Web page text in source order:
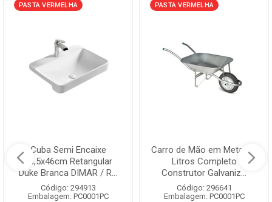
PASTA VERMELHA
Cuba Semi Encaixe
58,5x46cm Retangular
Duke Branca DIMAR / R...
Código: 294913
Embalagem: PC0001PC
PASTA VERMELHA
Carro de Mão em Metal 60
Litros Completo
Construtor Galvaniz...
Código: 296641
Embalagem: PC0001PC